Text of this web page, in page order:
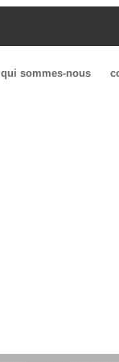
qui sommes-nous